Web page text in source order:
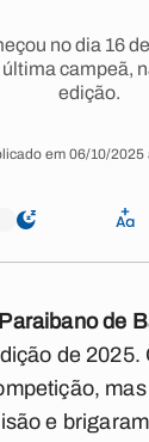
no dia 16
campeã,
edição.
em 06/10/2025
de
de 2025.
e